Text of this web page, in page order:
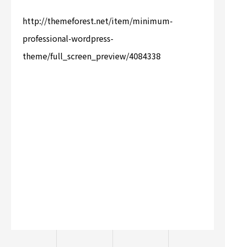
http://themeforest.net/item/minimum-
professional-wordpress-
theme/full_screen_preview/4084338